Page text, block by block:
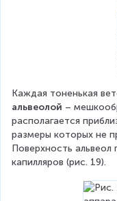
Каждая тоненькая
альвеолой –
располагается
размеры которых не
Поверхность
капилляров (рис. 19).